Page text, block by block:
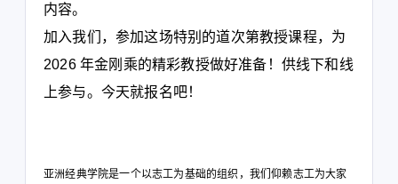
内容。
加入我们，参加这场特别的道次第教授课程，为
2026 年金刚乘的精彩教授做好准备！供线下和线
上参与。今天就报名吧！
亚洲经典学院是一个以志工为基础的组织，我们仰赖志工为大家